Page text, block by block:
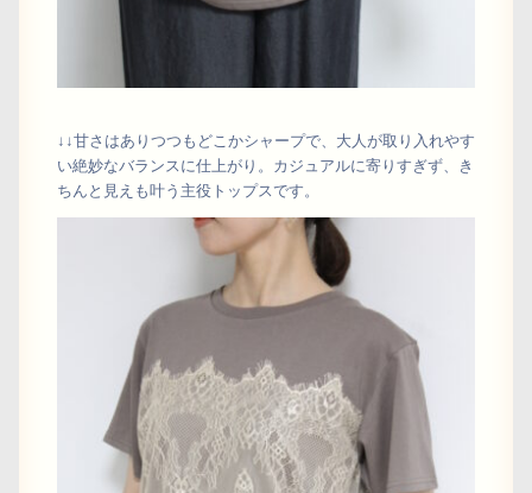
↓↓甘さはありつつもどこかシャープで、大人が取り入れやす
い絶妙なバランスに仕上がり。カジュアルに寄りすぎず、き
ちんと見えも叶う主役トップスです。